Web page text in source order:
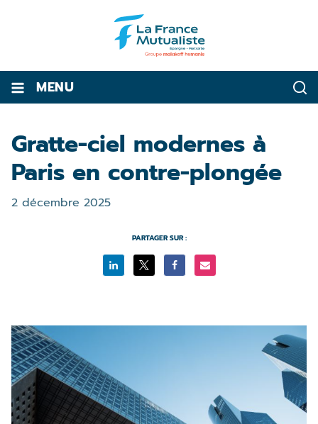
MENU
Gratte-ciel modernes à
Paris en contre-plongée
2 décembre 2025
PARTAGER SUR :